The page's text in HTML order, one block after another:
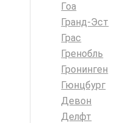
Гоа
Гранд-Эст
Грас
Гренобль
Гронинген
Гюнцбург
Девон
Делфт